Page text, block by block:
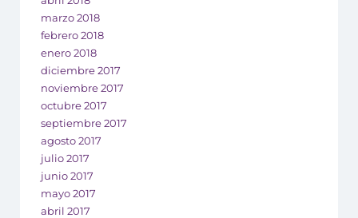
marzo 2018
febrero 2018
enero 2018
diciembre 2017
noviembre 2017
octubre 2017
septiembre 2017
agosto 2017
julio 2017
junio 2017
mayo 2017
abril 2017